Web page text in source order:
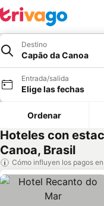
Destino
Capão da Canoa
Entrada/salida
Elige las fechas
Ordenar
Hoteles con
Canoa, Brasil
Cómo influyen los pagos